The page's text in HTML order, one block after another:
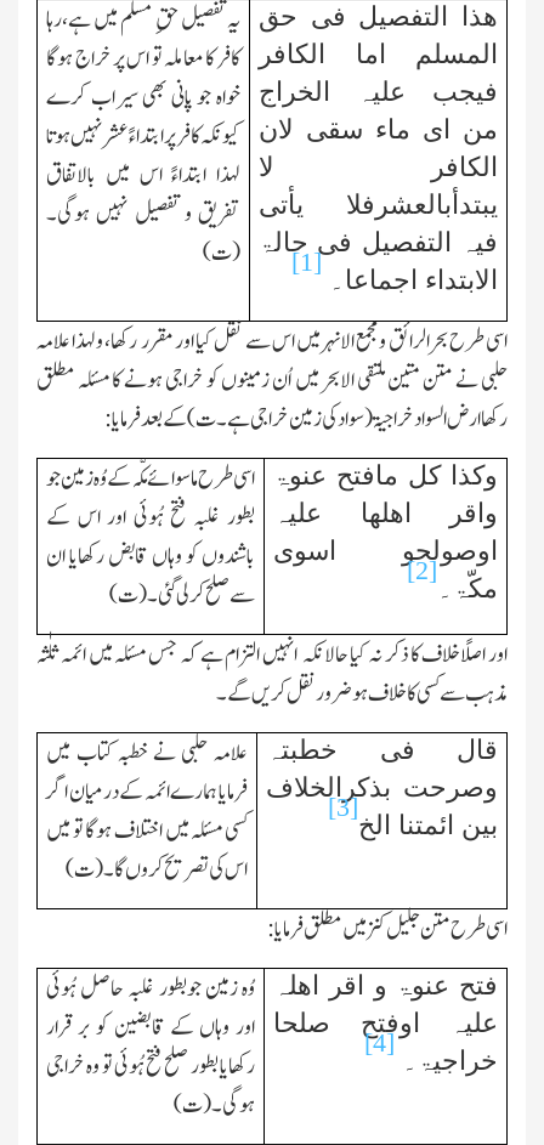
ھذا التفصیل فی حق
المسلم اما الکافر
فیجب علیہ الخراج
من ای ماء سقی لان
الکافر لا
یبتدأبالعشرفلا یأتی
فیہ التفصیل فی حالۃ
الابتداء اجماعا۔
[1]
یہ تفصیل حقِ مسلم میں ہے،رہا
کافر کا معاملہ تو اس پر خراج ہوگا
خواہ جو پانی بھی سیراب کرے
کیونکہ کافر پر ابتداءً عشر نہیں ہوتا
لہذا ابتداءً اس میں بالاتفاق
تفریق و تفصیل نہیں ہوگی۔
(ت)
اسی طرح بحرالرائق و مجمع الانہر میں اس سے نقل کیا اور مقرر رکھا، ولہذا علامہ
حلبی نے متن متین ملتقی الابحر میں اُن زمینوں کو خراجی ہونے کا مسئلہ مطلق
رکھاارض السواد خراجیۃ (سواد کی زمین خراجی ہے۔ت)کے بعد فرمایا:
وکذا کل مافتح عنوۃ
واقر اھلھا علیہ
اوصولحو اسوی
مکّۃ۔
[2]
اسی طرح ماسوائے مکّہ کے وُہ زمین جو
بطور غلبہ فتح ہُوئی اور اس کے
باشندوں کو وہاں قابض رکھایا ان
سے صلح کرلی گئی۔ (ت)
اور اصلًاخلاف کا ذکر نہ کیا حالانکہ انہیں التزام ہے کہ جس مسئلہ میں ائمہ ثلٰثہ
مذہب سے کسی کا خلاف ہو ضرور نقل کریں گے۔
قال فی خطبتہ
وصرحت بذکرالخلاف
بین ائمتنا الخ
[3]
علامہ حلبی نے خطبہ کتاب میں
فرمایا ہمارے ائمہ کے درمیان اگر
کسی مسئلہ میں اختلاف ہوگا تو میں
اس کی تصریح کروں گا۔ (ت)
اسی طرح متن جلیل کنز میں مطلق فرمایا:
فتح عنوۃ و اقر اھلہ
علیہ اوفتح صلحا
خراجیۃ۔
[4]
وُہ زمین جوبطور غلبہ حاصل ہُوئی
اور وہاں کے قابضین کو بر قرار
رکھایا بطور صلح فتح ہُوئی تو وہ خراجی
ہوگی۔(ت)